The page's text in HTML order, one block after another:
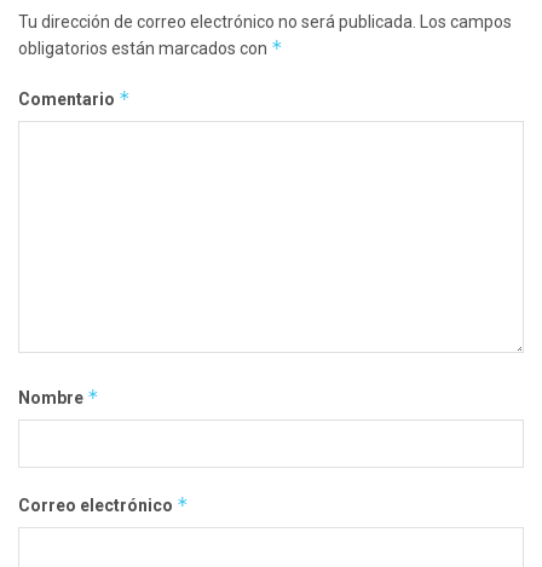
Tu dirección de correo electrónico no será publicada. Los campos
obligatorios están marcados con *
Comentario *
Nombre *
Correo electrónico *